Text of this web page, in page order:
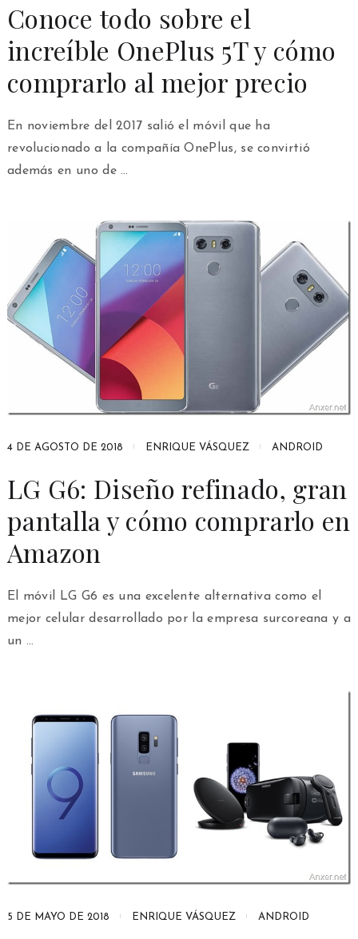
Conoce todo sobre el
increíble OnePlus 5T y cómo
comprarlo al mejor precio
En noviembre del 2017 salió el móvil que ha
revolucionado a la compañía OnePlus, se convirtió
además en uno de …
4 DE AGOSTO DE 2018 ENRIQUE VÁSQUEZ ANDROID
LG G6: Diseño refinado, gran
pantalla y cómo comprarlo en
Amazon
El móvil LG G6 es una excelente alternativa como el
mejor celular desarrollado por la empresa surcoreana y a
un …
5 DE MAYO DE 2018 ENRIQUE VÁSQUEZ ANDROID